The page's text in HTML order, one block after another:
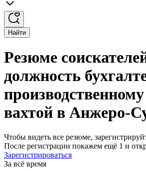
Найти
Резюме
должность
вахтой в Анжеро-
Чтобы видеть все резюме,
После регистрации покажем ещё 1 и
Зарегистрироваться
За всё время